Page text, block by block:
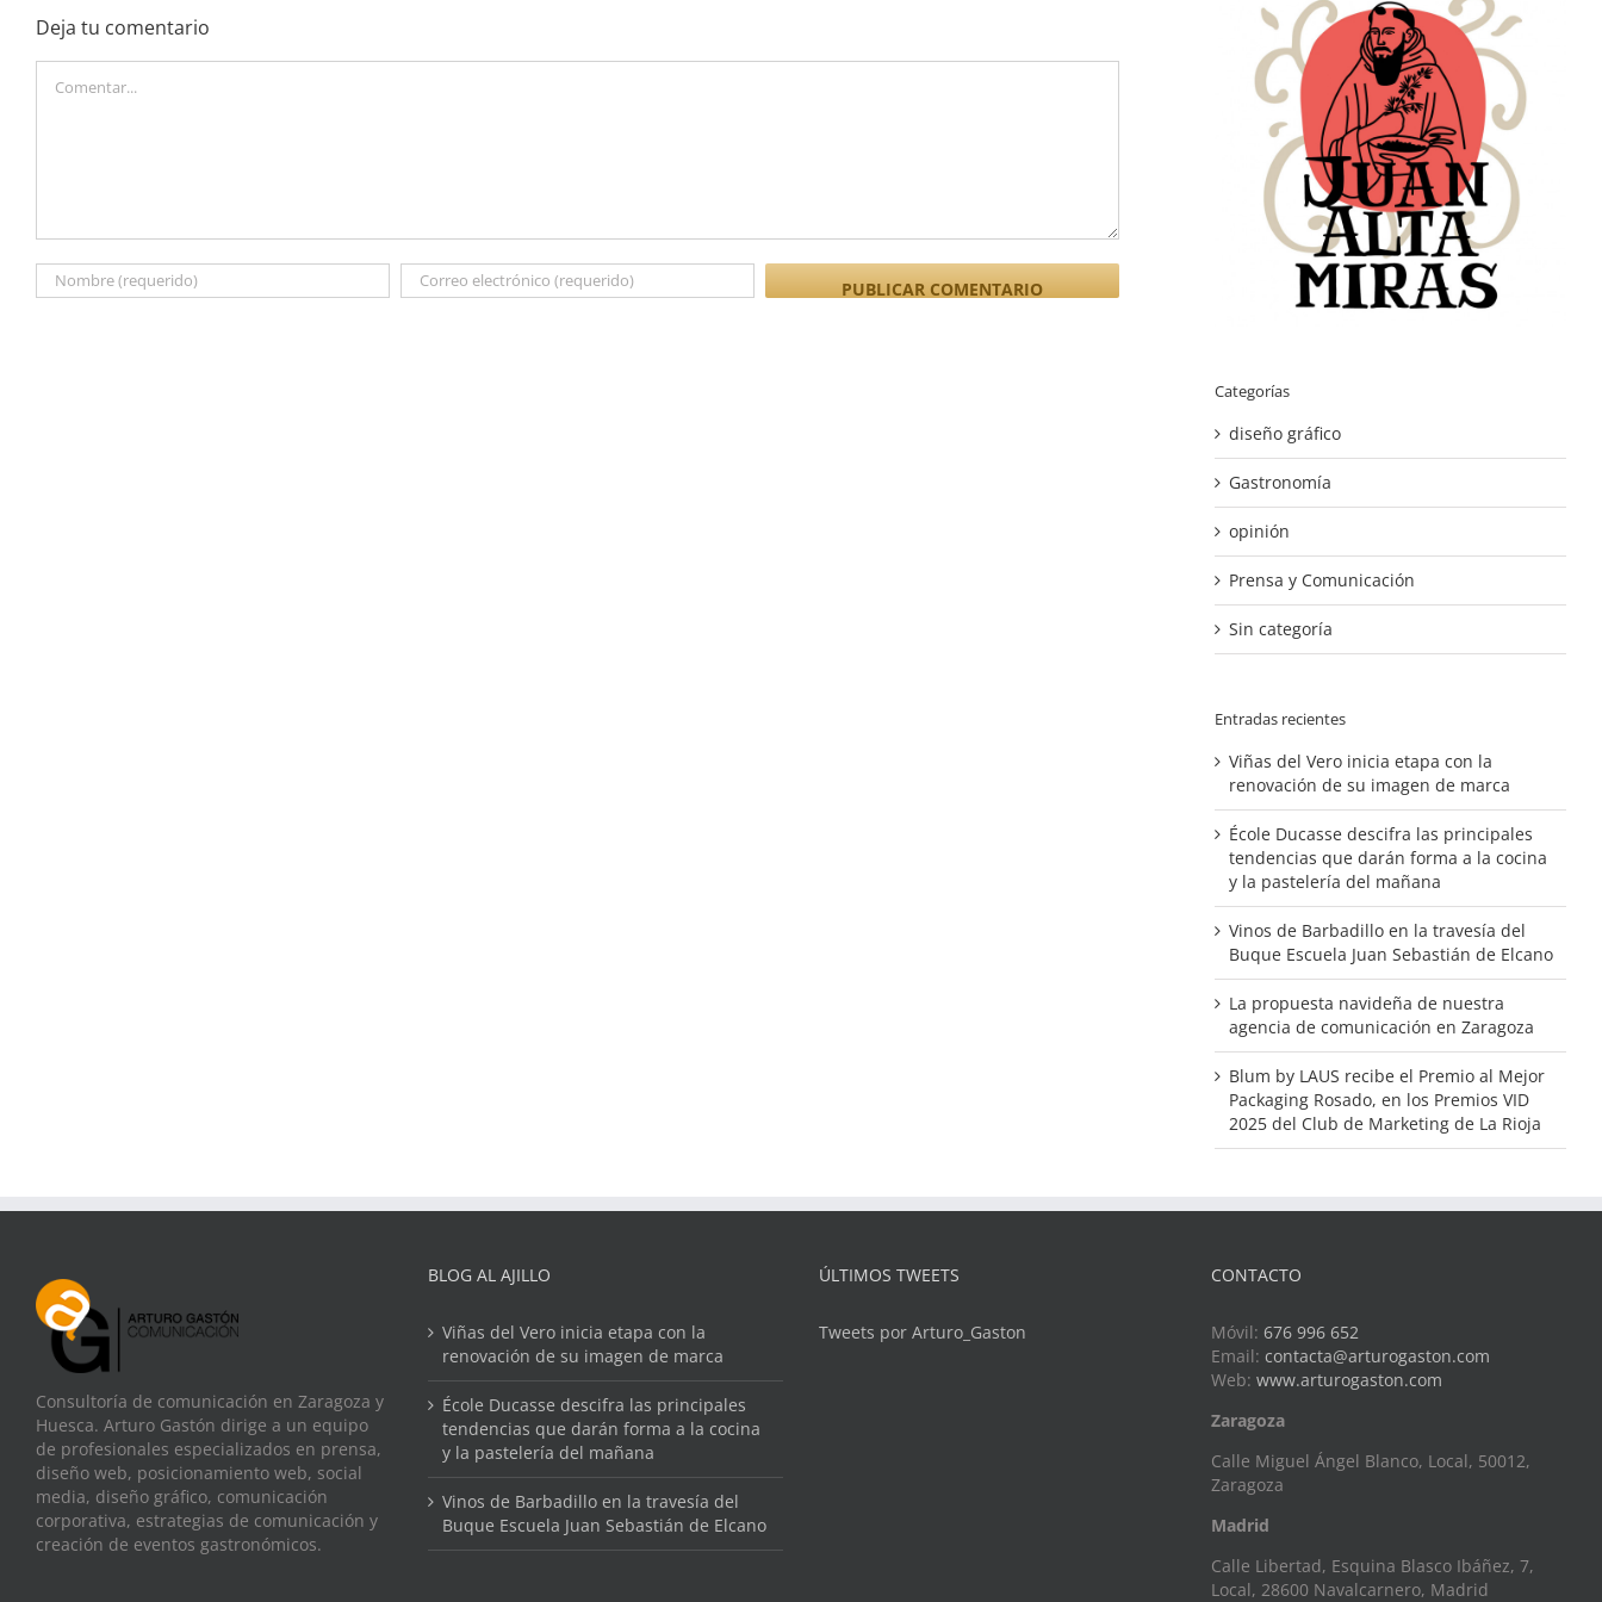
Deja tu comentario
Categorías
diseño gráfico
Gastronomía
opinión
Prensa y Comunicación
Sin categoría
Entradas recientes
Viñas del Vero inicia etapa con la
renovación de su imagen de marca
École Ducasse descifra las principales
tendencias que darán forma a la cocina
y la pastelería del mañana
Vinos de Barbadillo en la travesía del
Buque Escuela Juan Sebastián de Elcano
La propuesta navideña de nuestra
agencia de comunicación en Zaragoza
Blum by LAUS recibe el Premio al Mejor
Packaging Rosado, en los Premios VID
2025 del Club de Marketing de La Rioja
Consultoría de comunicación en Zaragoza y
Huesca. Arturo Gastón dirige a un equipo
de profesionales especializados en prensa,
diseño web, posicionamiento web, social
media, diseño gráfico, comunicación
corporativa, estrategias de comunicación y
creación de eventos gastronómicos.
BLOG AL AJILLO
Viñas del Vero inicia etapa con la
renovación de su imagen de marca
École Ducasse descifra las principales
tendencias que darán forma a la cocina
y la pastelería del mañana
Vinos de Barbadillo en la travesía del
Buque Escuela Juan Sebastián de Elcano
ÚLTIMOS TWEETS
Tweets por Arturo_Gaston
CONTACTO
Móvil: 676 996 652
Email: contacta@arturogaston.com
Web: www.arturogaston.com
Zaragoza
Calle Miguel Ángel Blanco, Local, 50012,
Zaragoza
Madrid
Calle Libertad, Esquina Blasco Ibáñez, 7,
Local, 28600 Navalcarnero, Madrid